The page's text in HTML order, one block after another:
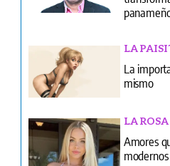
LA
La
mismo
LA ROSA
Amores
modernos